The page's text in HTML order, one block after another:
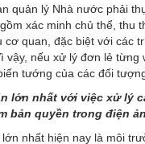
quản lý Nhà nước phải
xác minh chủ thể, thu
cơ quan, đặc biệt với các
vậy, nếu xử lý đơn lẻ từng
tướng của các đối
lớn nhất với việc xử lý
bản quyền trong điện
nhất hiện nay là môi